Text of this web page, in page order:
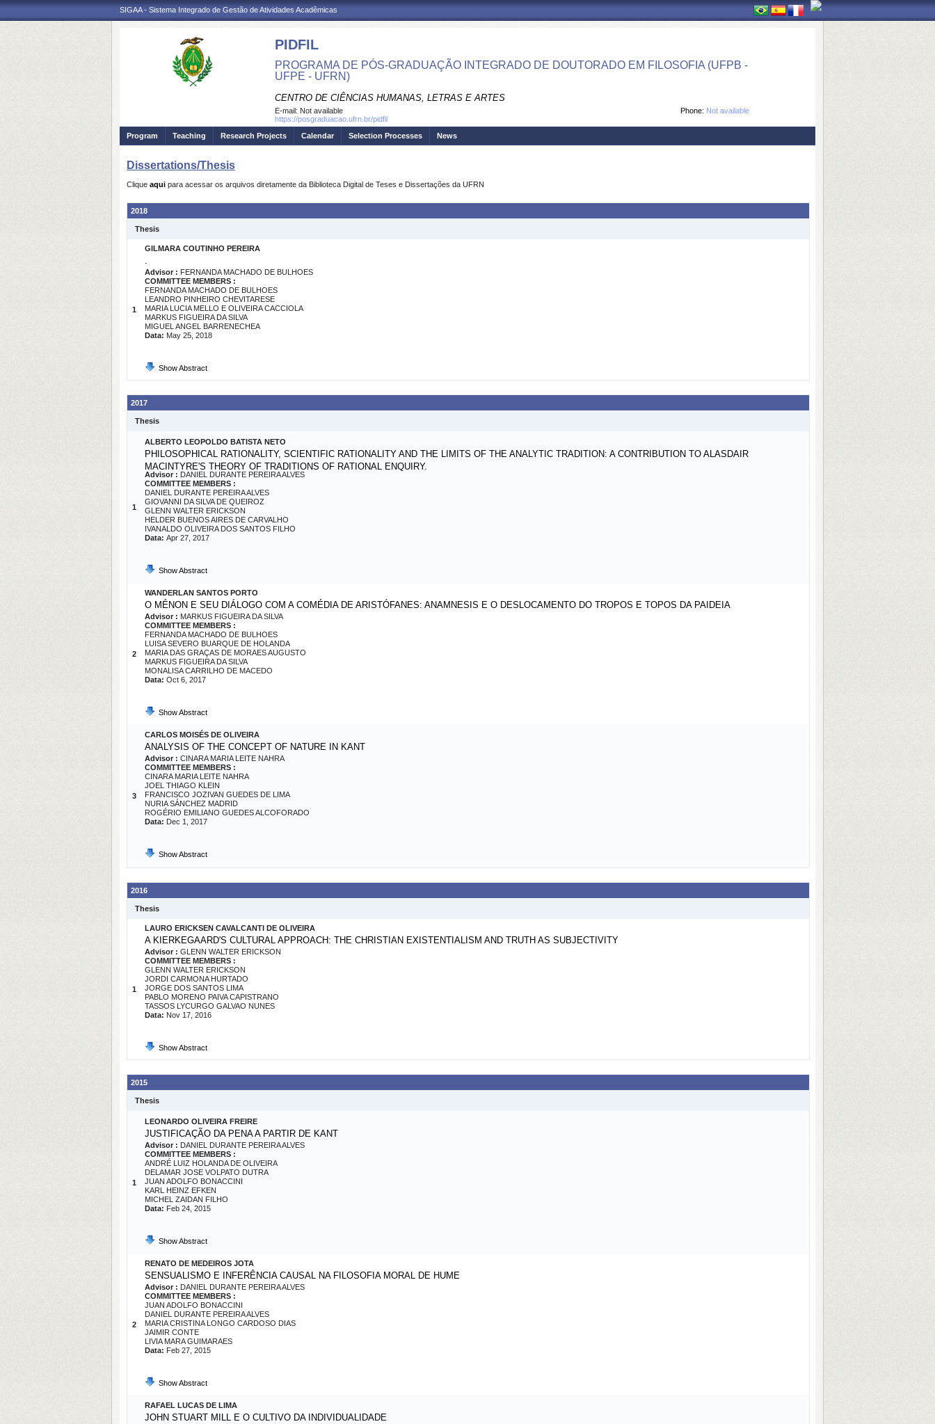
SIGAA - Sistema Integrado de Gestão de Atividades Acadêmicas
PIDFIL
PROGRAMA DE PÓS-GRADUAÇÃO INTEGRADO DE DOUTORADO EM FILOSOFIA (UFPB -
UFPE - UFRN)
CENTRO DE CIÊNCIAS HUMANAS, LETRAS E ARTES
Phone: Not available
E-mail: Not available
https://posgraduacao.ufrn.br/pidfil
Program
Teaching Research Projects Calendar Selection Processes News
Dissertations/Thesis
Clique aqui para acessar os arquivos diretamente da Biblioteca Digital de Teses e Dissertações da UFRN
2018
Thesis
1
GILMARA COUTINHO PEREIRA
.
Advisor : FERNANDA MACHADO DE BULHOES
COMMITTEE MEMBERS :
FERNANDA MACHADO DE BULHOES
LEANDRO PINHEIRO CHEVITARESE
MARIA LUCIA MELLO E OLIVEIRA CACCIOLA
MARKUS FIGUEIRA DA SILVA
MIGUEL ANGEL BARRENECHEA
Data: May 25, 2018
Show Abstract
2017
Thesis
1
ALBERTO LEOPOLDO BATISTA NETO
PHILOSOPHICAL RATIONALITY, SCIENTIFIC RATIONALITY AND THE LIMITS OF THE ANALYTIC TRADITION: A CONTRIBUTION TO ALASDAIR
MACINTYRE'S THEORY OF TRADITIONS OF RATIONAL ENQUIRY.
Advisor : DANIEL DURANTE PEREIRA ALVES
COMMITTEE MEMBERS :
DANIEL DURANTE PEREIRA ALVES
GIOVANNI DA SILVA DE QUEIROZ
GLENN WALTER ERICKSON
HELDER BUENOS AIRES DE CARVALHO
IVANALDO OLIVEIRA DOS SANTOS FILHO
Data: Apr 27, 2017
Show Abstract
2
WANDERLAN SANTOS PORTO
O MÉNON E SEU DIÁLOGO COM A COMÉDIA DE ARISTÓFANES: ANAMNESIS E O DESLOCAMENTO DO TROPOS E TOPOS DA PAIDEIA
Advisor : MARKUS FIGUEIRA DA SILVA
COMMITTEE MEMBERS :
FERNANDA MACHADO DE BULHOES
LUISA SEVERO BUARQUE DE HOLANDA
MARIA DAS GRAÇAS DE MORAES AUGUSTO
MARKUS FIGUEIRA DA SILVA
MONALISA CARRILHO DE MACEDO
Data: Oct 6, 2017
Show Abstract
3
CARLOS MOISÉS DE OLIVEIRA
ANALYSIS OF THE CONCEPT OF NATURE IN KANT
Advisor : CINARA MARIA LEITE NAHRA
COMMITTEE MEMBERS :
CINARA MARIA LEITE NAHRA
JOEL THIAGO KLEIN
FRANCISCO JOZIVAN GUEDES DE LIMA
NURIA SÁNCHEZ MADRID
ROGÉRIO EMILIANO GUEDES ALCOFORADO
Data: Dec 1, 2017
Show Abstract
2016
Thesis
1
LAURO ERICKSEN CAVALCANTI DE OLIVEIRA
A KIERKEGAARD'S CULTURAL APPROACH: THE CHRISTIAN EXISTENTIALISM AND TRUTH AS SUBJECTIVITY
Advisor : GLENN WALTER ERICKSON
COMMITTEE MEMBERS :
GLENN WALTER ERICKSON
JORDI CARMONA HURTADO
JORGE DOS SANTOS LIMA
PABLO MORENO PAIVA CAPISTRANO
TASSOS LYCURGO GALVAO NUNES
Data: Nov 17, 2016
Show Abstract
2015
Thesis
1
LEONARDO OLIVEIRA FREIRE
JUSTIFICAÇÃO DA PENA A PARTIR DE KANT
Advisor : DANIEL DURANTE PEREIRA ALVES
COMMITTEE MEMBERS :
ANDRÉ LUIZ HOLANDA DE OLIVEIRA
DELAMAR JOSE VOLPATO DUTRA
JUAN ADOLFO BONACCINI
KARL HEINZ EFKEN
MICHEL ZAIDAN FILHO
Data: Feb 24, 2015
Show Abstract
2
RENATO DE MEDEIROS JOTA
SENSUALISMO E INFERÊNCIA CAUSAL NA FILOSOFIA MORAL DE HUME
Advisor : DANIEL DURANTE PEREIRA ALVES
COMMITTEE MEMBERS :
JUAN ADOLFO BONACCINI
DANIEL DURANTE PEREIRA ALVES
MARIA CRISTINA LONGO CARDOSO DIAS
JAIMIR CONTE
LIVIA MARA GUIMARAES
Data: Feb 27, 2015
Show Abstract
RAFAEL LUCAS DE LIMA
JOHN STUART MILL E O CULTIVO DA INDIVIDUALIDADE